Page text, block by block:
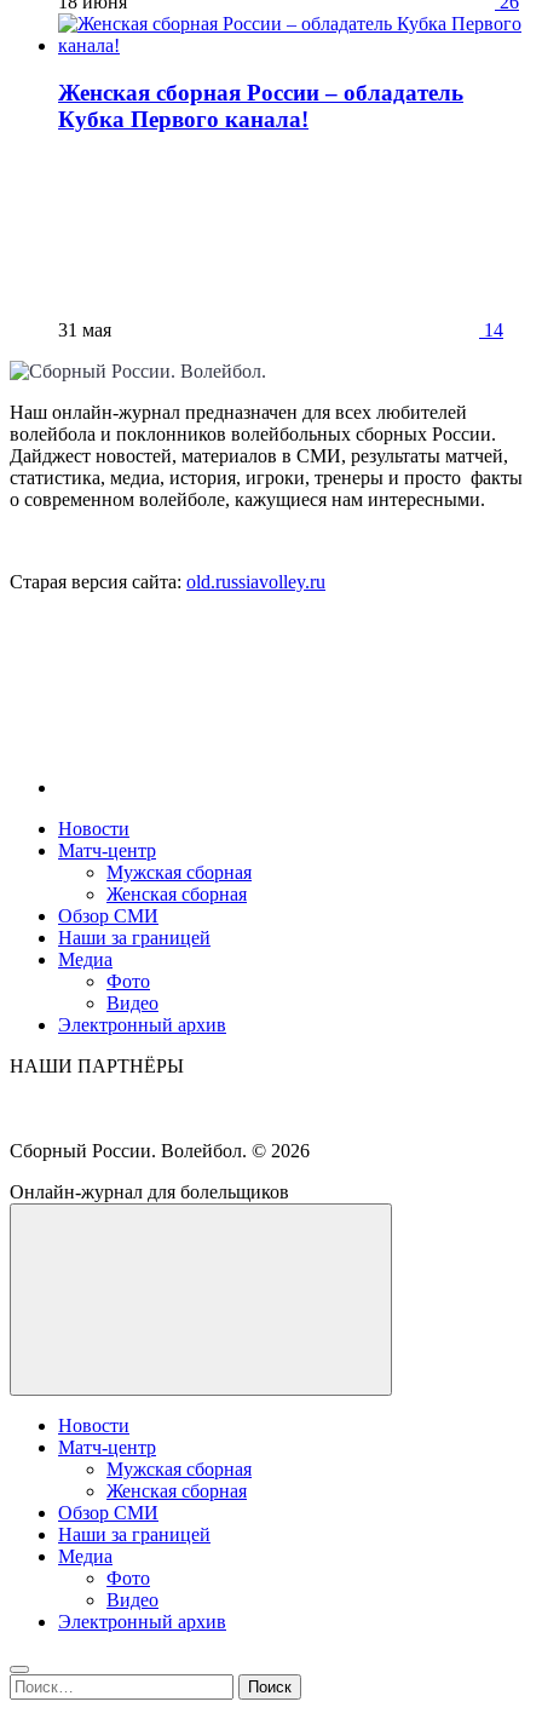
Женская сборная России – обладатель
Кубка Первого канала!
31 мая 14
Наш онлайн-журнал предназначен для всех любителей
волейбола и поклонников волейбольных сборных России.
Дайджест новостей, материалов в СМИ, результаты матчей,
статистика, медиа, история, игроки, тренеры и просто факты
о современном волейболе, кажущиеся нам интересными.
Старая версия сайта: old.russiavolley.ru
Новости
Матч-центр
Мужская сборная
Женская сборная
Обзор СМИ
Наши за границей
Медиа
Фото
Видео
Электронный архив
НАШИ ПАРТНЁРЫ
Сборный России. Волейбол. © 2026
Онлайн-журнал для болельщиков
Новости
Матч-центр
Мужская сборная
Женская сборная
Обзор СМИ
Наши за границей
Медиа
Фото
Видео
Электронный архив
Найти: